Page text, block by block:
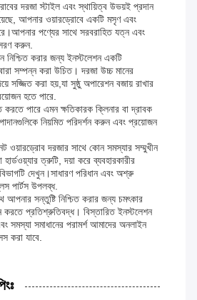
দরজা স্টাইল এবং স্থায়িত্ব উভয়ই প্রদান
আপনার ওয়ারড্রোবে একটি মসৃণ এবং
পণ্যের সাথে সরবরাহিত যত্ন এবং
করুন.
নিশ্চিত করার জন্য ইনস্টলেশন একটি
সম্পন্ন করা উচিত। দরজা উচ্চ মানের
সজ্জিত করা হয়,যা সুষ্ঠু অপারেশন বজায় রাখার
হতে পারে.
করতে পারে এমন ক্ষতিকারক ক্লিনার বা দ্রাবক
নিয়মিত পরিদর্শন করুন এবং প্রয়োজন
ওয়ারড্রোব দরজার সাথে কোন সমস্যার সম্মুখীন
ত্রুটি, দয়া করে ব্যবহারকারীর
দেখুন।সাধারণ পরিধান এবং অশ্রু
পার্টস উপলব্ধ.
আপনার সন্তুষ্টি নিশ্চিত করার জন্য চমৎকার
করতে প্রতিশ্রুতিবদ্ধ। বিস্তারিত ইনস্টলেশন
সমস্যা সমাধানের পরামর্শ আমাদের অনলাইন
করা যাবে.